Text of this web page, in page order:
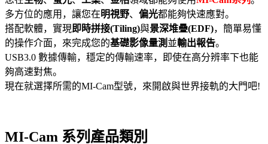
多方位的應用，讓您在明視野、 偏光都能夠快速應對。
搭配軟體，實現 即時拼接(Tiling)與景深堆疊(EDF)，簡單易懂
的操作介面，來完成您的基礎影像量測 並輸出報告。
USB3.0 數據傳輸，穩定的傳輸速率，即使在高分辨率下也能
夠高速對焦。
現在就選擇所需的MI-Cam型號，來開啟與世界接軌的大門吧!
MI-Cam 系列產品類別